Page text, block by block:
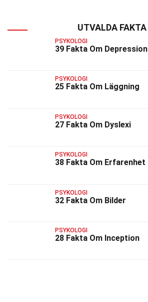
UTVALDA FAKTA
PSYKOLOGI
39 Fakta Om Depression
PSYKOLOGI
25 Fakta Om Läggning
PSYKOLOGI
27 Fakta Om Dyslexi
PSYKOLOGI
38 Fakta Om Erfarenhet
PSYKOLOGI
32 Fakta Om Bilder
PSYKOLOGI
28 Fakta Om Inception